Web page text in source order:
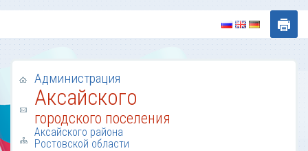
Администрация
Аксайского
городского поселения
Аксайского района
Ростовской области